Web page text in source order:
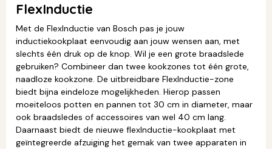
FlexInductie
Met de FlexInductie van Bosch pas je jouw
inductiekookplaat eenvoudig aan jouw wensen aan, met
slechts één druk op de knop. Wil je een grote braadslede
gebruiken? Combineer dan twee kookzones tot één grote,
naadloze kookzone. De uitbreidbare FlexInductie-zone
biedt bijna eindeloze mogelijkheden. Hierop passen
moeiteloos potten en pannen tot 30 cm in diameter, maar
ook braadsledes of accessoires van wel 40 cm lang.
Daarnaast biedt de nieuwe flexInductie-kookplaat met
geïntegreerde afzuiging het gemak van twee apparaten in